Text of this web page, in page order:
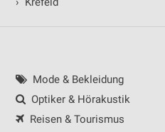
Mode & Bekleidung
Optiker & Hörakustik
Reisen & Tourismus